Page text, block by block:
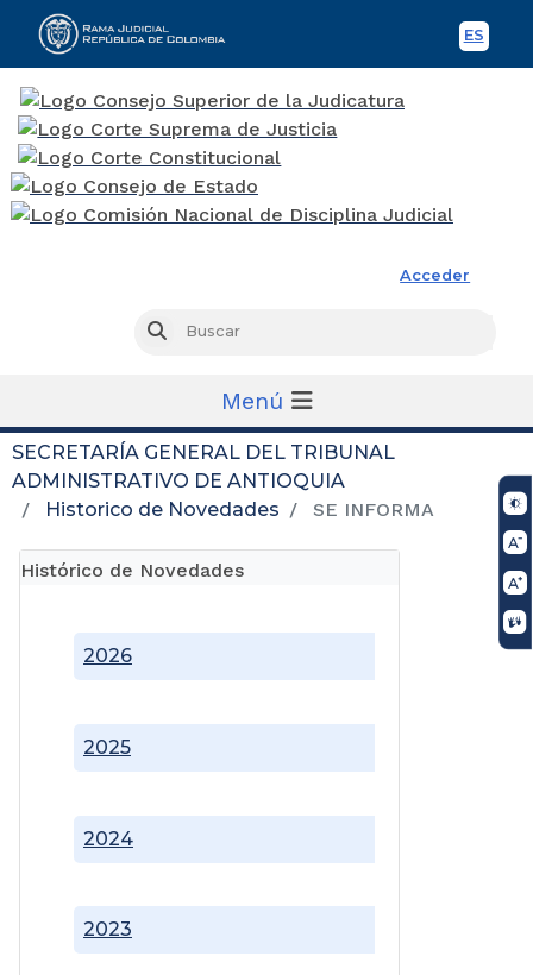
ES
Acceder
Buscar
Menú
SECRETARÍA GENERAL DEL TRIBUNAL
ADMINISTRATIVO DE ANTIOQUIA
Historico de Novedades
SE INFORMA
Histórico de Novedades
2023
2024
2025
2026